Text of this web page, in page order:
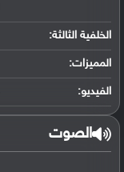
الخلفية الثالثة:
المميزات:
الفيديو:
الصوت